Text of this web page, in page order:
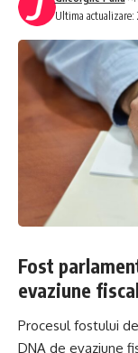
Ultima actualizare:
Fost
evaziune
Procesul fostului
DNA de evaziune